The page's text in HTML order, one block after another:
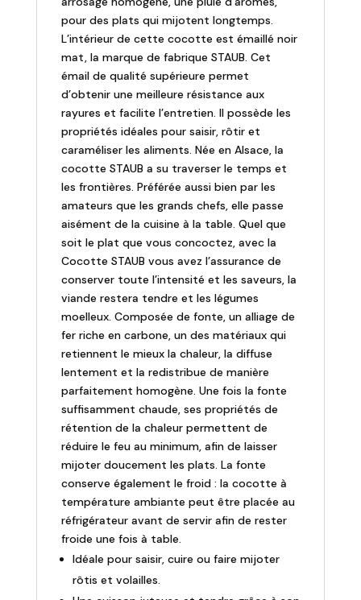
pour des plats qui mijotent longtemps.
L’intérieur de cette cocotte est émaillé noir
mat, la marque de fabrique STAUB. Cet
émail de qualité supérieure permet
d’obtenir une meilleure résistance aux
rayures et facilite l’entretien. Il possède les
propriétés idéales pour saisir, rôtir et
caraméliser les aliments. Née en Alsace, la
cocotte STAUB a su traverser le temps et
les frontières. Préférée aussi bien par les
amateurs que les grands chefs, elle passe
aisément de la cuisine à la table. Quel que
soit le plat que vous concoctez, avec la
Cocotte STAUB vous avez l’assurance de
conserver toute l’intensité et les saveurs, la
viande restera tendre et les légumes
moelleux. Composée de fonte, un alliage de
fer riche en carbone, un des matériaux qui
retiennent le mieux la chaleur, la diffuse
lentement et la redistribue de manière
parfaitement homogène. Une fois la fonte
suffisamment chaude, ses propriétés de
rétention de la chaleur permettent de
réduire le feu au minimum, afin de laisser
mijoter doucement les plats. La fonte
conserve également le froid : la cocotte à
température ambiante peut être placée au
réfrigérateur avant de servir afin de rester
froide une fois à table.
Idéale pour saisir, cuire ou faire mijoter
rôtis et volailles.